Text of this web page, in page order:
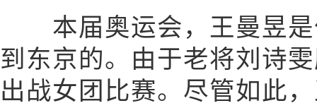
本届奥运会，王曼昱是
到东京的。由于老将刘诗
出战女团比赛。尽管如此